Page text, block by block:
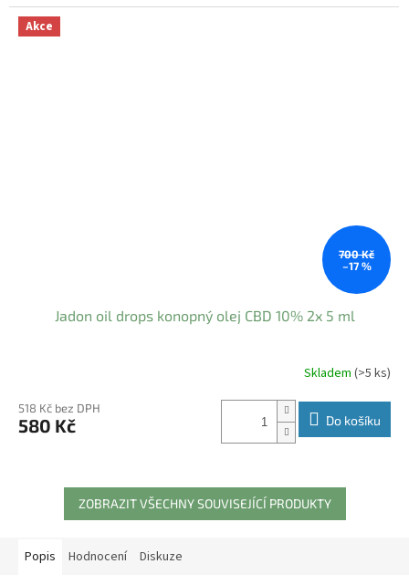
z
5Akce
700 Kč
–17 %
Jadon oil drops konopný olej CBD 10% 2x 5 ml
Skladem (>5 ks)
518 Kč bez DPH
580 Kč Do košíku
ZOBRAZIT VŠECHNY SOUVISEJÍCÍ PRODUKTY
Popis Hodnocení Diskuze